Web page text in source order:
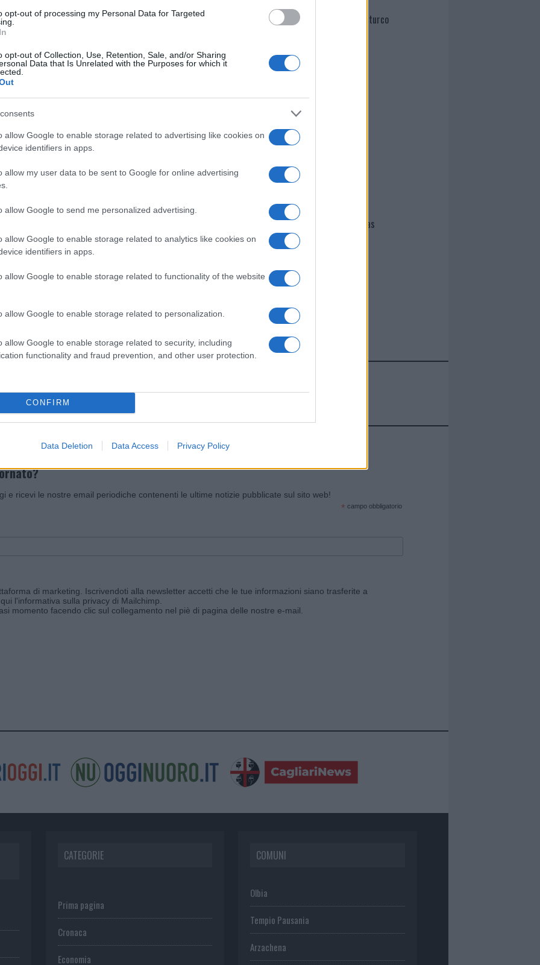
opt-out of processing my Personal Data for Targeted
opt-out of Collection, Use, Retention, Sale, and/or Sharing
Data that Is Unrelated with the Purposes for which it
allow Google to enable storage related to advertising like cookies on
identifiers in apps.
allow my user data to be sent to Google for online advertising
allow Google to send me personalized advertising.
allow Google to enable storage related to analytics like cookies on
identifiers in apps.
allow Google to enable storage related to functionality of the website
allow Google to enable storage related to personalization.
allow Google to enable storage related to security, including
functionality and fraud prevention, and other user protection.
CONFIRM
Data Deletion Data Access Privacy Policy
Orientale Sarda
i tuoi video e le tue foto
+39 345 356 7512
di GalluraOggi.it
news da
Prossimo articolo
Martina Agostina Diturco
I nostri cari
I nostri cari
I nostri cari
Giovannimaria Cabras
Invia un Comunicato Stampa|Pubblicità|Segnala
e ricevi le nostre email periodiche contenenti le ultime notizie pubblicate sul sito web!
* campo obbligatorio
di marketing. Iscrivendoti alla newsletter accetti che le tue informazioni siano trasferite a
l'informativa sulla privacy di Mailchimp
momento facendo clic sul collegamento nel piè di pagina delle nostre e-mail.
CATEGORIE
Prima pagina
Cronaca
Economia
COMUNI
Olbia
Tempio Pausania
Arzachena